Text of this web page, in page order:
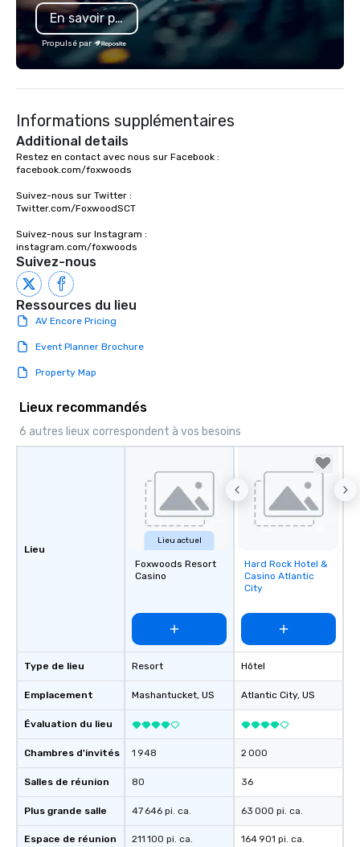
team at Joshua’s
En savoir plus
Propulsé par
Informations supplémentaires
Additional details
Restez en contact avec nous sur Facebook :
facebook.com/foxwoods
Suivez-nous sur Twitter :
Twitter.com/FoxwoodSCT
Suivez-nous sur Instagram :
instagram.com/foxwoods
Suivez-nous
Ressources du lieu
AV Encore Pricing
Event Planner Brochure
Property Map
Lieux recommandés
6 autres lieux correspondent à vos besoins
Lieu
Type de lieu
Emplacement
Évaluation du lieu
Chambres d'invités
Salles de réunion
Plus grande salle
Espace de réunion
Lieu actuel
Foxwoods Resort
Casino
Resort
Mashantucket, US
1 948
80
47 646 pi. ca.
211 100 pi. ca.
Removed from
favorites
Hard Rock Hotel &
Casino Atlantic
City
Hôtel
Atlantic City, US
2 000
36
63 000 pi. ca.
164 901 pi. ca.